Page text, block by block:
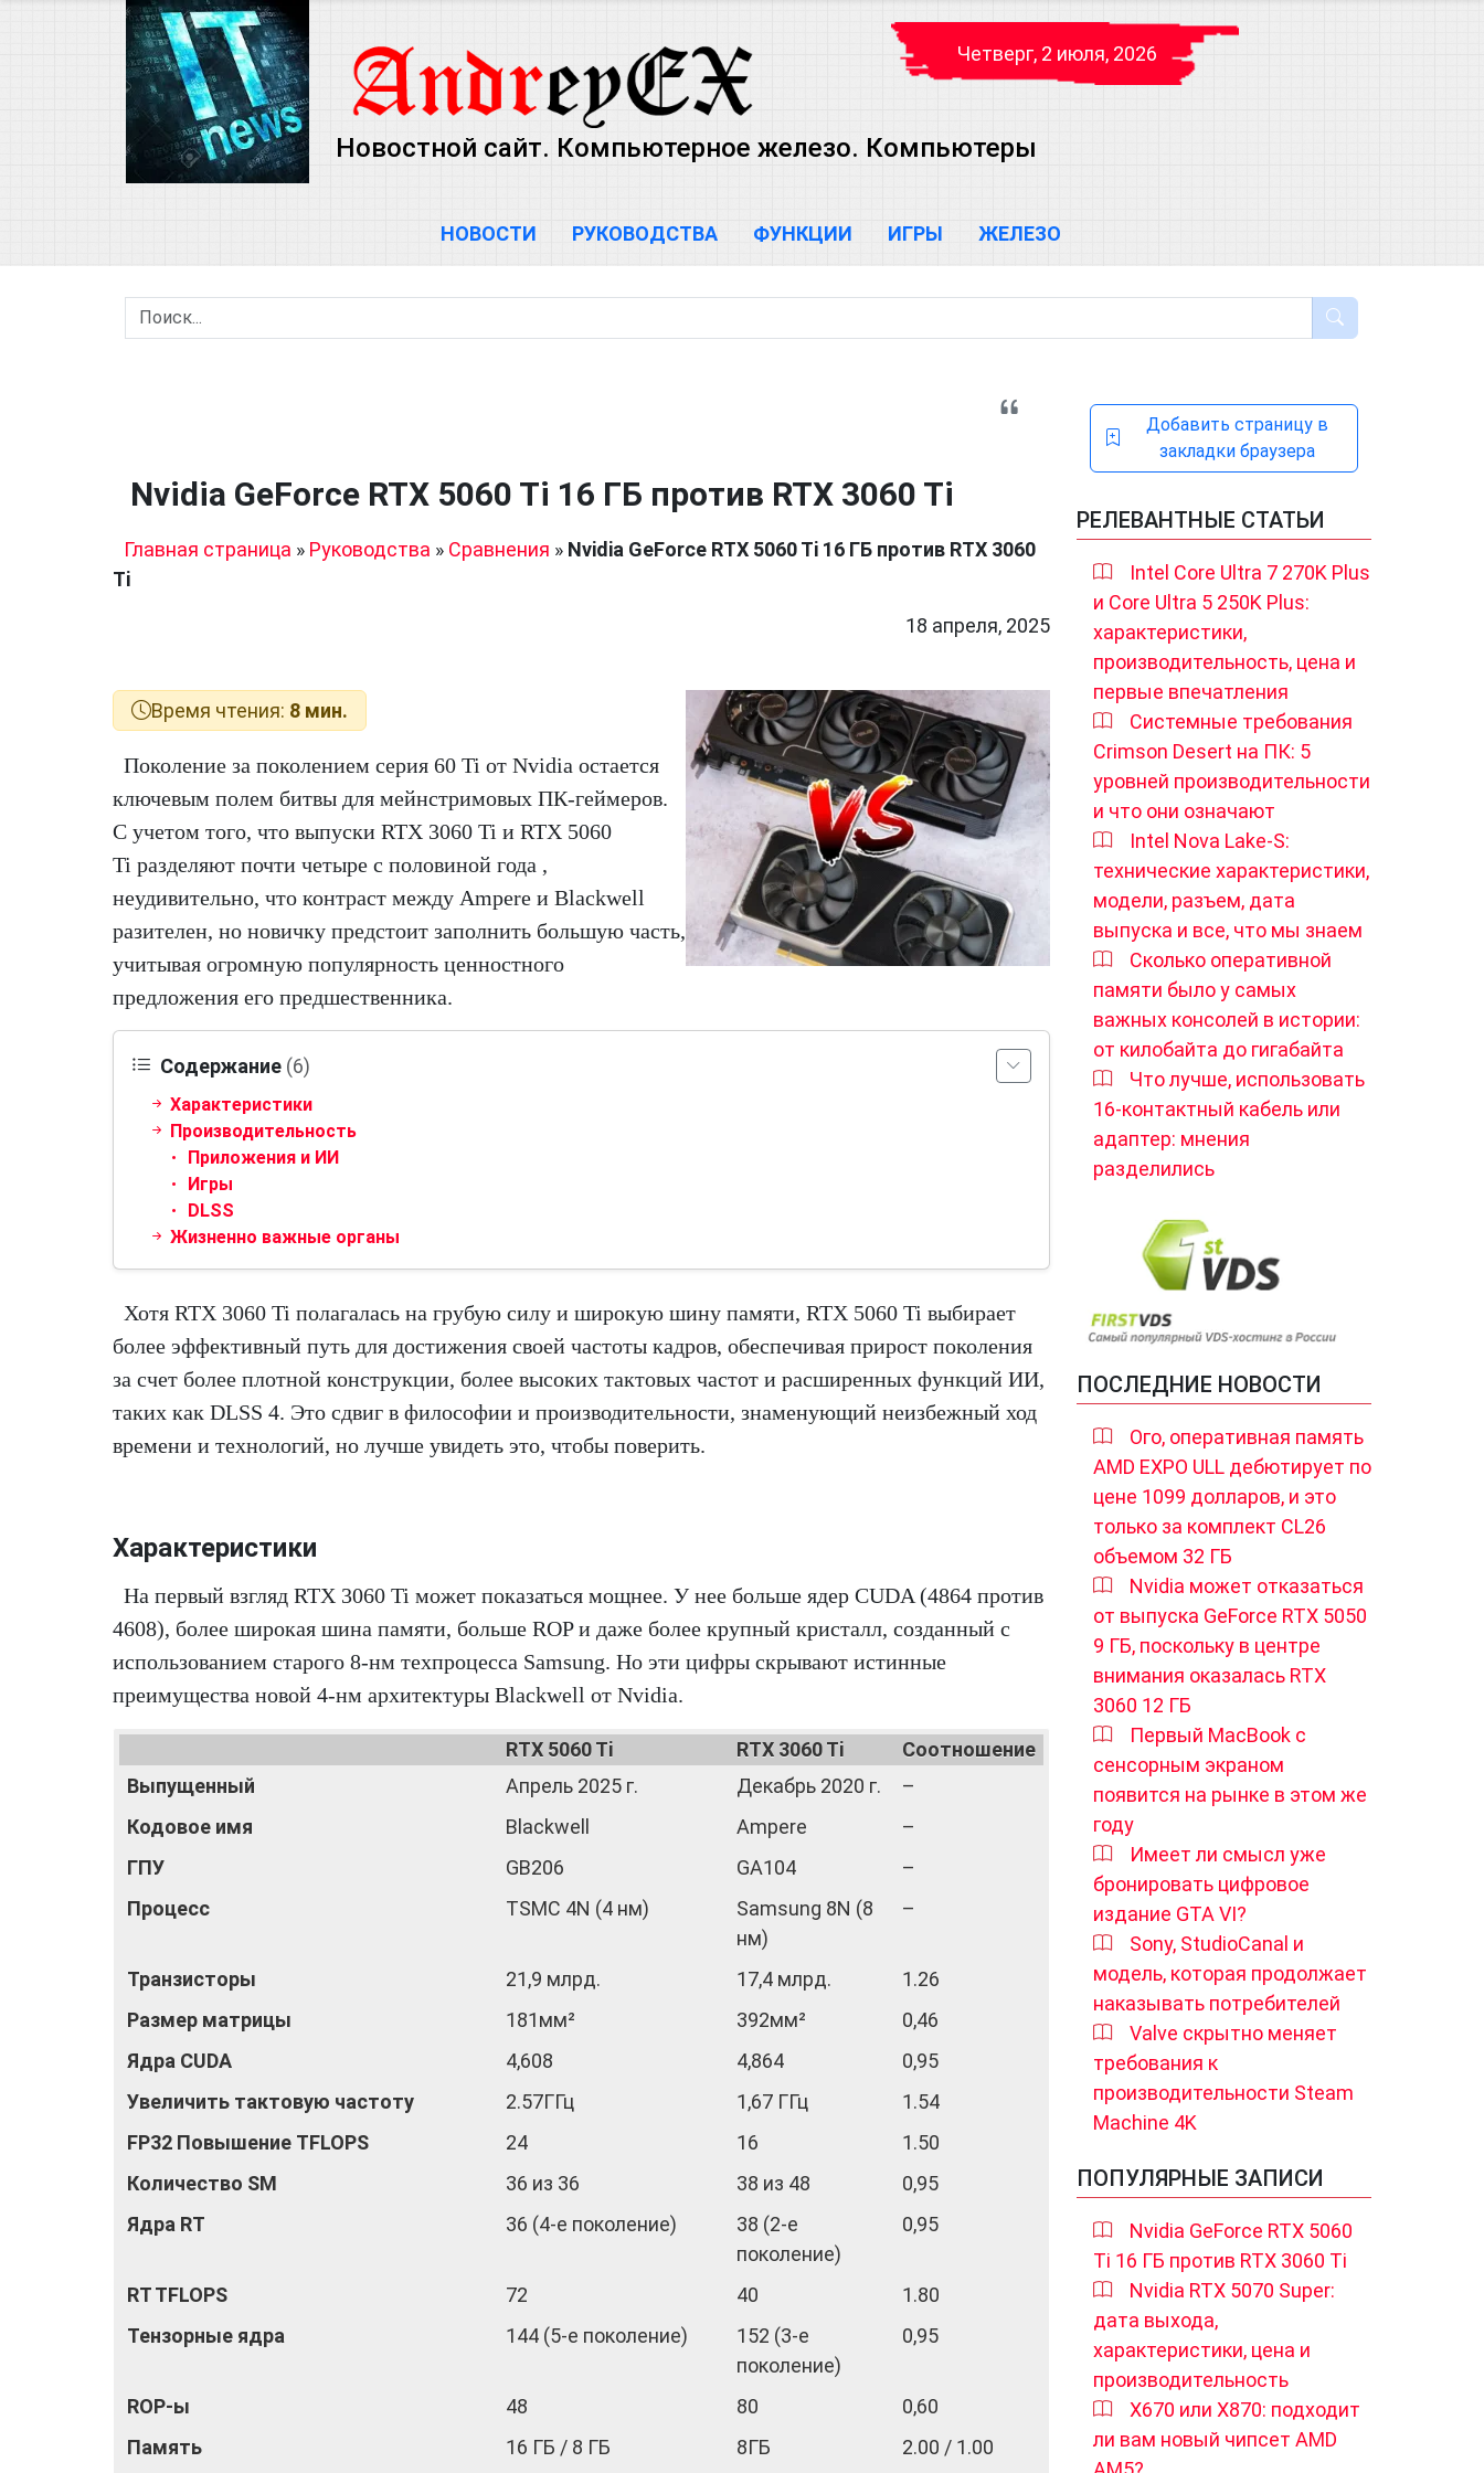
Четверг, 2 июля, 2026
Новостной сайт. Компьютерное железо. Компьютеры
НОВОСТИ РУКОВОДСТВА ФУНКЦИИ ИГРЫ ЖЕЛЕЗО
Nvidia GeForce RTX 5060 Ti 16 ГБ против RTX 3060 Ti
Главная страница » Руководства » Сравнения » Nvidia GeForce RTX 5060 Ti 16 ГБ против RTX 3060
Ti
18 апреля, 2025
Время чтения: 8 мин.
Поколение за поколением серия 60 Ti от Nvidia остается
ключевым полем битвы для мейнстримовых ПК-геймеров.
С учетом того, что выпуски RTX 3060 Ti и RTX 5060
Ti разделяют почти четыре с половиной года ,
неудивительно, что контраст между Ampere и Blackwell
разителен, но новичку предстоит заполнить большую часть,
учитывая огромную популярность ценностного
предложения его предшественника.
Содержание (6)
Характеристики
Производительность
Приложения и ИИ
Игры
DLSS
Жизненно важные органы
Хотя RTX 3060 Ti полагалась на грубую силу и широкую шину памяти, RTX 5060 Ti выбирает
более эффективный путь для достижения своей частоты кадров, обеспечивая прирост поколения
за счет более плотной конструкции, более высоких тактовых частот и расширенных функций ИИ,
таких как DLSS 4. Это сдвиг в философии и производительности, знаменующий неизбежный ход
времени и технологий, но лучше увидеть это, чтобы поверить.
Характеристики
На первый взгляд RTX 3060 Ti может показаться мощнее. У нее больше ядер CUDA (4864 против
4608), более широкая шина памяти, больше ROP и даже более крупный кристалл, созданный с
использованием старого 8-нм техпроцесса Samsung. Но эти цифры скрывают истинные
преимущества новой 4-нм архитектуры Blackwell от Nvidia.
RTX 5060 Ti RTX 3060 Ti
Соотношение
Выпущенный
Апрель 2025 г. Декабрь 2020 г.
–
Кодовое имя
Blackwell Ampere
–
ГПУ
GB206 GA104
–
Процесс
TSMC 4N (4 нм)
Samsung 8N (8
нм)
–
Транзисторы 21,9 млрд. 17,4 млрд.
1.26
Размер матрицы
181мм² 392мм²
0,46
Ядра CUDA
4,608 4,864
0,95
Увеличить тактовую частоту
2.57ГГц 1,67 ГГц
1.54
FP32 Повышение TFLOPS
24 16
1.50
Количество SM
36 из 36 38 из 48
0,95
Ядра RT
36 (4-е поколение)
38 (2-е
поколение)
0,95
RT TFLOPS 72 40
1.80
Тензорные ядра
144 (5-е поколение)
152 (3-е
поколение)
0,95
ROP-ы 48 80
0,60
Память
16 ГБ / 8 ГБ 8ГБ 2.00 / 1.00
Добавить страницу в
закладки браузера
РЕЛЕВАНТНЫЕ СТАТЬИ
Intel Core Ultra 7 270K Plus
и Core Ultra 5 250K Plus:
характеристики,
производительность, цена и
первые впечатления
Системные требования
Crimson Desert на ПК: 5
уровней производительности
и что они означают
Intel Nova Lake-S:
технические характеристики,
модели, разъем, дата
выпуска и все, что мы знаем
Сколько оперативной
памяти было у самых
важных консолей в истории:
от килобайта до гигабайта
Что лучше, использовать
16-контактный кабель или
адаптер: мнения
разделились
ПОСЛЕДНИЕ НОВОСТИ
Ого, оперативная память
AMD EXPO ULL дебютирует по
цене 1099 долларов, и это
только за комплект CL26
объемом 32 ГБ
Nvidia может отказаться
от выпуска GeForce RTX 5050
9 ГБ, поскольку в центре
внимания оказалась RTX
3060 12 ГБ
Первый MacBook с
сенсорным экраном
появится на рынке в этом же
году
Имеет ли смысл уже
бронировать цифровое
издание GTA VI?
Sony, StudioCanal и
модель, которая продолжает
наказывать потребителей
Valve скрытно меняет
требования к
производительности Steam
Machine 4K
ПОПУЛЯРНЫЕ ЗАПИСИ
Nvidia GeForce RTX 5060
Ti 16 ГБ против RTX 3060 Ti
Nvidia RTX 5070 Super:
дата выхода,
характеристики, цена и
производительность
X670 или X870: подходит
ли вам новый чипсет AMD